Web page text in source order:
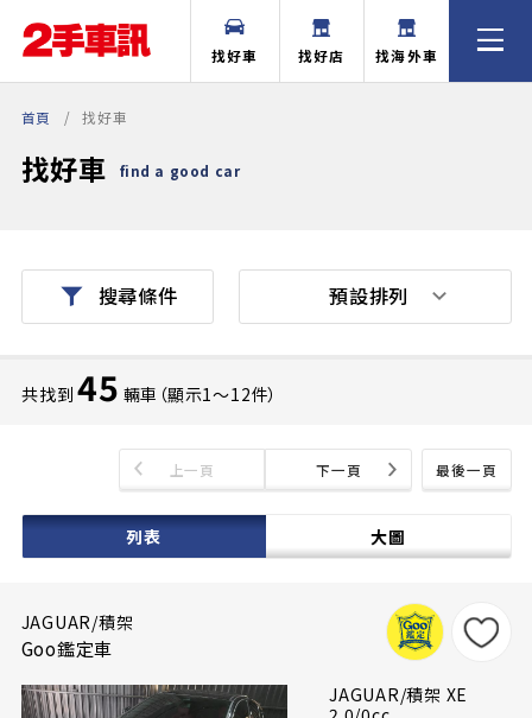
找好車 找好店 找海外車
首頁 找好車
找好車 find a good car
搜尋條件
共找到 45 輛車（顯示1〜12件）
最後一頁
上一頁 下一頁
列表 大圖
預設排列
JAGUAR/積架
Goo鑑定車
JAGUAR/積架 XE